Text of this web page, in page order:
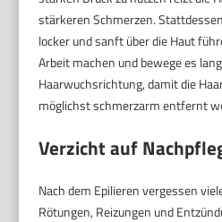
stärkeren Schmerzen.
locker und sanft über die Haut
Arbeit machen und bewege es
Haarwuchsrichtung, damit die
möglichst schmerzarm entfernt
Verzicht auf
Nach dem Epilieren vergessen
Rötungen, Reizungen und